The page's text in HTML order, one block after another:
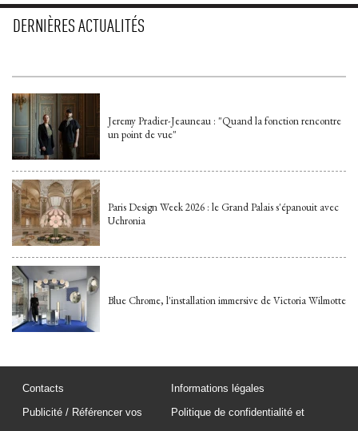
DERNIÈRES ACTUALITÉS
Jeremy Pradier-Jeauneau : "Quand la fonction rencontre
un point de vue"
Paris Design Week 2026 : le Grand Palais s'épanouit avec
Uchronia
Blue Chrome, l'installation immersive de Victoria Wilmotte
Contacts
Publicité / Référencer vos
Informations légales
Politique de confidentialité et